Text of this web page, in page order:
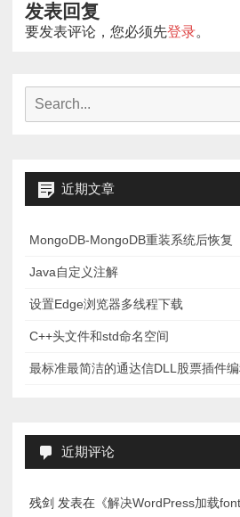
航
发表回复
要发表评论，您必须先登录。
Search
近期文章
MongoDB-MongoDB重装系统后恢复
Java自定义注解
设置Edge浏览器多线程下载
C++头文件和std命名空间
最标准最简洁的通达信DLL股票插件
近期评论
残剑 发表在《解决WordPress加载